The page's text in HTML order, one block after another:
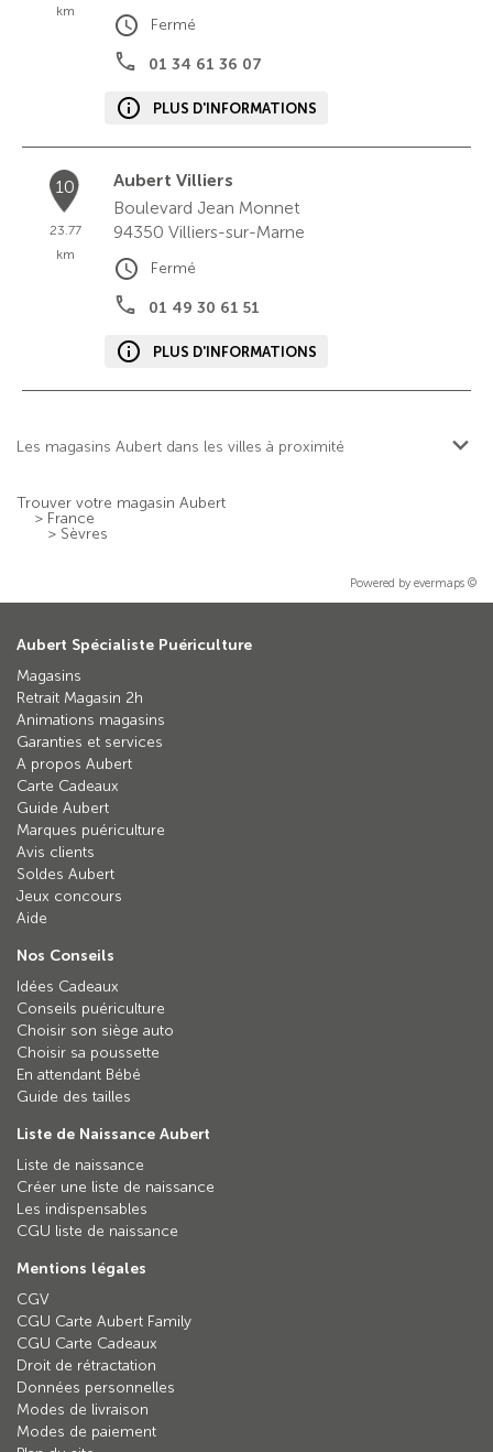
km
01 34 61 36 07
Fermé
PLUS D'INFORMATIONS
10
23.77
km
Aubert Villiers
Boulevard Jean Monnet
94350 Villiers-sur-Marne
01 49 30 61 51
Fermé
PLUS D'INFORMATIONS
Les magasins Aubert dans les villes à proximité
Trouver votre magasin Aubert
> France
> Sèvres
Powered by evermaps ©
Aubert Spécialiste Puériculture
Magasins
Retrait Magasin 2h
Animations magasins
Garanties et services
A propos Aubert
Carte Cadeaux
Guide Aubert
Marques puériculture
Avis clients
Soldes Aubert
Jeux concours
Aide
Nos Conseils
Idées Cadeaux
Conseils puériculture
Choisir son siège auto
Choisir sa poussette
En attendant Bébé
Guide des tailles
Liste de Naissance Aubert
Liste de naissance
Créer une liste de naissance
Les indispensables
CGU liste de naissance
Mentions légales
CGV
CGU Carte Aubert Family
CGU Carte Cadeaux
Droit de rétractation
Données personnelles
Modes de livraison
Modes de paiement